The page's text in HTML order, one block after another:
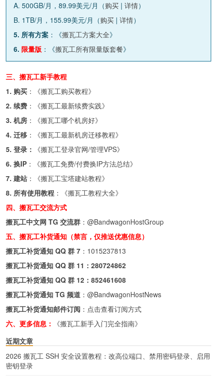
A. 500GB/月，89.99美元/月（购买 | 详情）
B. 1TB/月，155.99美元/月（购买 | 详情）
5. 所有方案 ：《搬瓦工方案大全》
6. 限量版 ：《搬瓦工所有限量版套餐》
三、搬瓦工新手教程
1. 购买 ：《搬瓦工购买教程》
2. 续费 ：《搬瓦工最新续费实践》
3. 机房 ：《搬瓦工哪个机房好》
4. 迁移 ：《搬瓦工最新机房迁移教程》
5. 登录：
《搬瓦工登录官网/管理VPS》
6. 换IP ：《搬瓦工免费/付费换IP方法总结》
7. 建站 ：《搬瓦工宝塔建站教程》
8. 所有使用教程 ：《搬瓦工教程大全》
四、搬瓦工交流方式
搬瓦工中文网 TG 交流群 ： @BandwagonHostGroup
五、搬瓦工补货通知（禁言，仅推送优惠信息）
搬瓦工补货通知 QQ 群 7 ： 1015237813
搬瓦工补货通知 QQ 群 11： 280724862
搬瓦工补货通知 QQ 群 12： 852461608
搬瓦工补货通知 TG 频道 ： @BandwagonHostNews
搬瓦工补货通知邮件订阅 ： 点击查看订阅方式
六、更多信息：
《搬瓦工新手入门完全指南》
近期文章
2026 搬瓦工 SSH 安全设置教程：改高位端口、禁用密码登录、启用
密钥登录